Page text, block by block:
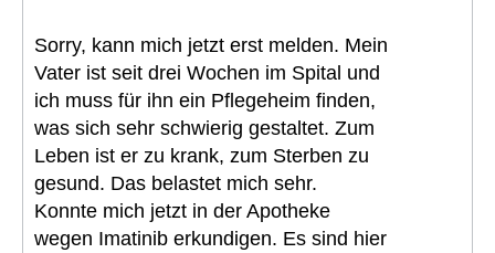
Sorry, kann mich jetzt erst melden. Mein
Vater ist seit drei Wochen im Spital und
ich muss für ihn ein Pflegeheim finden,
was sich sehr schwierig gestaltet. Zum
Leben ist er zu krank, zum Sterben zu
gesund. Das belastet mich sehr.
Konnte mich jetzt in der Apotheke
wegen Imatinib erkundigen. Es sind hier